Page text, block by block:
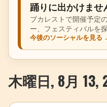
踊りに出かけませ
ブカレストで開催予定
ー、フェスティバルを
今後のソーシャルを見る
木曜日, 8月 13,